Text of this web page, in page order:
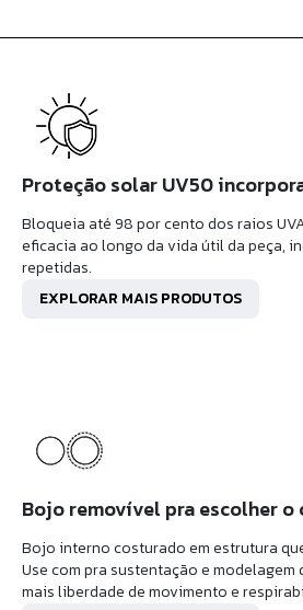
Proteção solar UV50
Bloqueia até 98 por cento dos raios
eficacia ao longo da vida útil da peça,
repetidas.
EXPLORAR MAIS PRODUTOS
Bojo removível pra escolher o
Bojo interno costurado em estrutura
Use com pra sustentação e modelagem
mais liberdade de movimento e